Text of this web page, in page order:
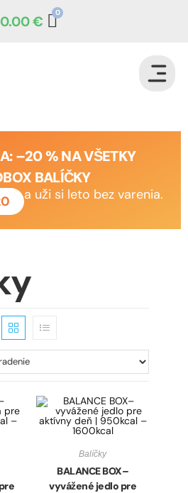
0.00€
–20 % NA VŠETKY
BALÍČKY
a uži si leto bez varenia.
Balíčky
BALANCE BOX–
vyvážené jedlo pre